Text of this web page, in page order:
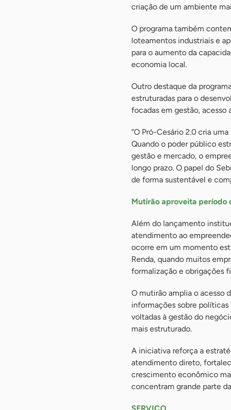
criação de um ambiente
O programa também
loteamentos industriais e
para o aumento da
economia local.
Outro destaque da
estruturadas para o
focadas em gestão, acesso
“O Pró-Cesário 2.0 cria
Quando o poder público
gestão e mercado, o
longo prazo. O papel do
de forma sustentável e
Mutirão aproveita período
Além do lançamento
atendimento ao
ocorre em um momento
Renda, quando muitos
formalização e obrigações
O mutirão amplia o acesso
informações sobre
voltadas à gestão do
mais estruturado.
A iniciativa reforça a
atendimento direto,
crescimento econômico
concentram grande parte
SERVIÇO